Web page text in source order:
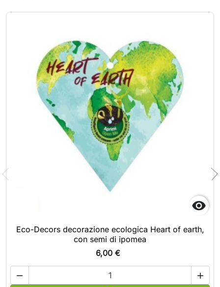

Eco-Decors decorazione ecologica Heart of earth,
con semi di ipomea
6,00 €
 